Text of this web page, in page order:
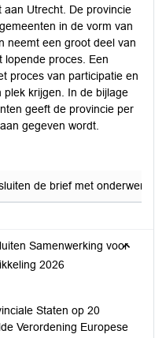
aan Utrecht. De provincie
in de vorm van
neemt een groot deel van
lopende proces. Een
proces van participatie en
plek krijgen. In de bijlage
geeft de provincie per
gegeven wordt.
de brief met onderwerp:
Samenwerking voor
2026
Staten op 20
Verordening Europese